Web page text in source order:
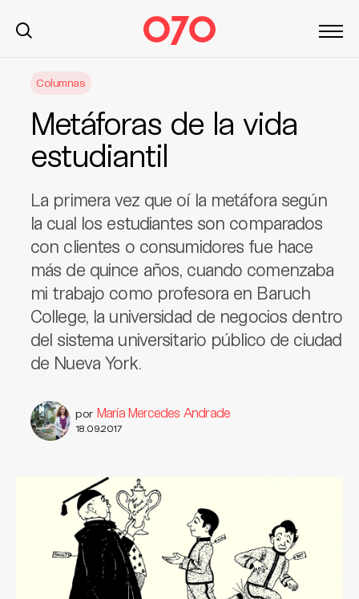
Columnas
Metáforas de la vida
estudiantil
La primera vez que oí la metáfora según
la cual los estudiantes son comparados
con clientes o consumidores fue hace
más de quince años, cuando comenzaba
mi trabajo como profesora en Baruch
College, la universidad de negocios dentro
del sistema universitario público de ciudad
de Nueva York.
por María Mercedes Andrade
18.09.2017